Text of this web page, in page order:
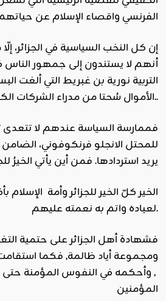
الفرنسي واقصاء الإسلام عن
إن كل النخب السياسية في
أنهم لا يستندون إلى جمهور
التربية نورية بن غبريط التي ألغت
الأموال سُحتا من مدراء الشركات الكبرى الفرنسية والأوروبية المنتصبة هناك..
فممارسة السياسة عندهم لا تتعدى
للمحتل الانجلو فرنكوفوني،
يريد استردادها. فمن أين يأتي الخيرُ
الخير كلّ الخير للجزائر وأمة
لعباده واتم به نعمته عليهم.
ومجموعة أياد ظالمة, فكما
, وأحكمه في النفوس المؤمنة حتى
المؤمنين